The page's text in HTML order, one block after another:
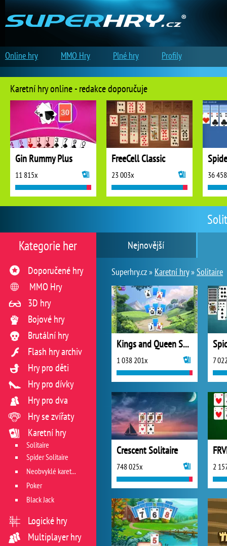
Nejnovější
Superhry.cz » Karetní hry»Solitaire
Kings and Queen Solitaire Tripeaks
1 038 201x 7
Crescent Solitaire
748 025x 2
Kategorie her
Doporučené hry
MMO Hry
3D hry
Bojové hry
Brutální hry
Flash hry archiv
Hry pro děti
Hry pro dívky
Hry pro dva
Hry se zvířaty
Karetní hry
Solitaire
Spider Solitaire
Neobvyklé karetní hry
Poker
Black Jack
Logické hry
Multiplayer hry
Karetní hry online - redakce doporučuje
Gin Rummy Plus
11 815x
FreeCell Classic
23 003x 36
Online hry MMO Hry Plné hry Profily